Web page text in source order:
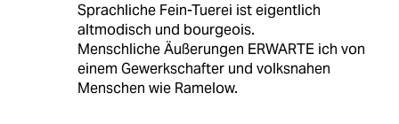
Sprachliche Fein-Tuerei ist eigentlich
altmodisch und bourgeois.
Menschliche Äußerungen ERWARTE ich von
einem Gewerkschafter und volksnahen
Menschen wie Ramelow.